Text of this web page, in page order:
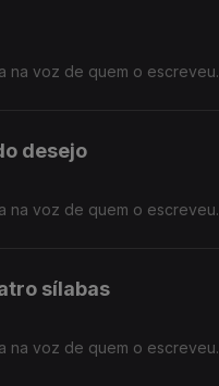
na voz de quem o escreveu.
desejo
na voz de quem o escreveu.
sílabas
na voz de quem o escreveu.